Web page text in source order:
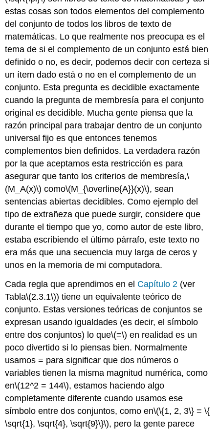
estas cosas son todos elementos del complemento
del conjunto de todos los libros de texto de
matemáticas. Lo que realmente nos preocupa es el
tema de si el complemento de un conjunto está bien
definido o no, es decir, podemos decir con certeza si
un ítem dado está o no en el complemento de un
conjunto. Esta pregunta es decidible exactamente
cuando la pregunta de membresía para el conjunto
original es decidible. Mucha gente piensa que la
razón principal para trabajar dentro de un conjunto
universal fijo es que entonces tenemos
complementos bien definidos. La verdadera razón
por la que aceptamos esta restricción es para
asegurar que tanto los criterios de membresía,\
(M_A(x)\) como\(M_{\overline{A}}(x)\), sean
sentencias abiertas decidibles. Como ejemplo del
tipo de extrañeza que puede surgir, considere que
durante el tiempo que yo, como autor de este libro,
estaba escribiendo el último párrafo, este texto no
era más que una secuencia muy larga de ceros y
unos en la memoria de mi computadora.
Cada regla que aprendimos en el Capítulo 2 (ver
Tabla\(2.3.1\)) tiene un equivalente teórico de
conjunto. Estas versiones teóricas de conjuntos se
expresan usando igualdades (es decir, el símbolo
entre dos conjuntos) lo que\(=\) en realidad es un
poco divertido si lo piensas bien. Normalmente
usamos = para significar que dos números o
variables tienen la misma magnitud numérica, como
en\(12^2 = 144\), estamos haciendo algo
completamente diferente cuando usamos ese
símbolo entre dos conjuntos, como en\(\{1, 2, 3\} = \{
\sqrt{1}, \sqrt{4}, \sqrt{9}\}\), pero la gente parece